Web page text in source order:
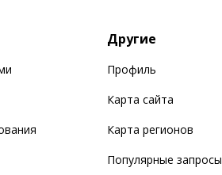
Другие
Профиль
Карта сайта
Карта регионов
Популярные запросы